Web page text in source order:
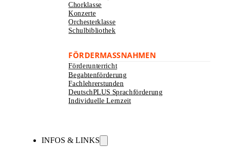
Chorklasse
Konzerte
Orchesterklasse
Schulbibliothek
FÖRDERMASSNAHMEN
Förderunterricht
Begabtenförderung
Fachlehrerstunden
DeutschPLUS Sprachförderung
Individuelle Lernzeit
INFOS & LINKS